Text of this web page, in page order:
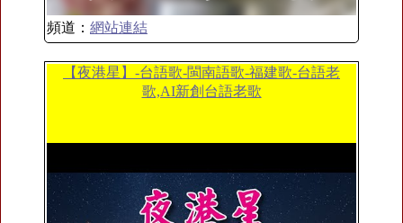
頻道： 網站連結
【夜港星】-台語歌-閩南語歌-福建歌-台語老
歌,AI新創台語老歌